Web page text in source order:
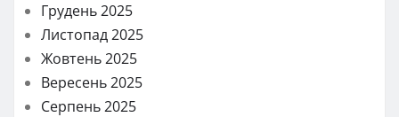
Грудень 2025
Листопад 2025
Жовтень 2025
Вересень 2025
Серпень 2025